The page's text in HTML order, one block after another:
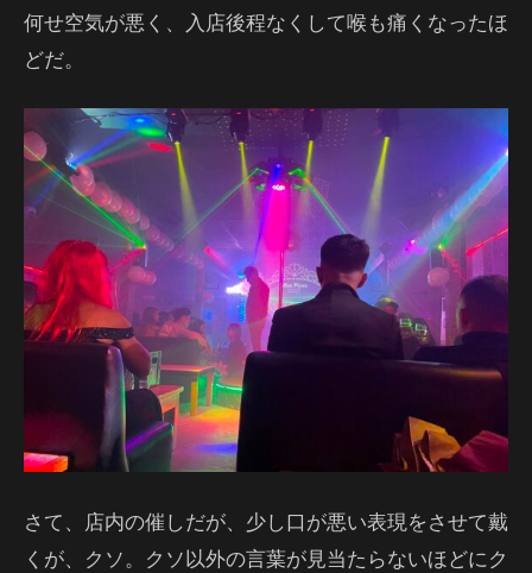
何せ空気が悪く、入店後程なくして喉も痛くなったほ
どだ。
さて、店内の催しだが、少し口が悪い表現をさせて戴
くが、クソ。クソ以外の言葉が見当たらないほどにク